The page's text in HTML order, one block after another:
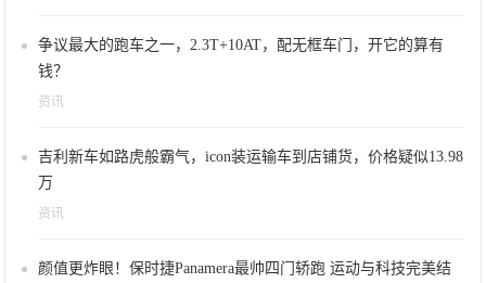
争议最大的跑车之一，2.3T+10AT，配无框车门，开它的算有
钱？
资讯
吉利新车如路虎般霸气，icon装运输车到店铺货，价格疑似13.98
万
资讯
颜值更炸眼！保时捷Panamera最帅四门轿跑 运动与科技完美结